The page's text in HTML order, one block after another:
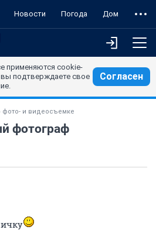
Новости Погода Дом
применяются cookie-
подтверждаете свое
Согласен
фото- и видеосъемке
фотограф